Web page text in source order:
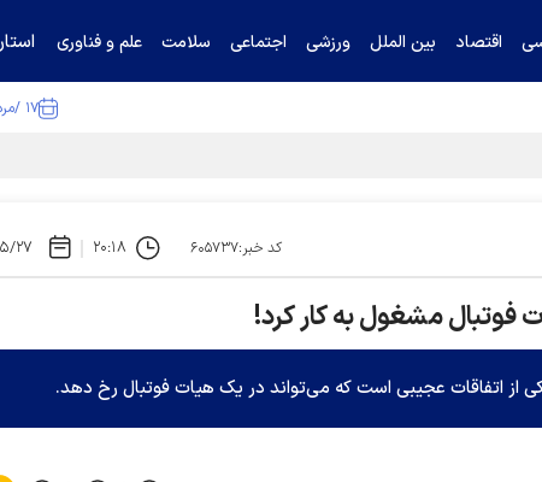
اقتصاد بین الملل ورزشی اجتماعی سلامت علم و فناوری
۱۷ /مرداد /۱۴۰۵
را تکذیب کرد
کد خبر:۶۰۵۷۳۷ ۲۰:۱۸
فوتبال مشغول به کار کرد!
از اتفاقات عجیبی است که می‌تواند در یک هیات فوتبال رخ دهد.